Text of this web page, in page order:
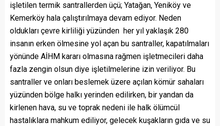
işletilen termik santrallerden üçü; Yatağan, Yeniköy ve
Kemerköy hala çalıştırılmaya devam ediyor. Neden
oldukları çevre kirliliği yüzünden her yıl yaklaşık 280
insanın erken ölmesine yol açan bu santraller, kapatılmaları
yönünde AİHM kararı olmasına rağmen işletmecileri daha
fazla zengin olsun diye işletilmelerine izin veriliyor. Bu
santraller ve onları beslemek üzere açılan kömür sahaları
yüzünden bölge halkı yerinden edilirken, bir yandan da
kirlenen hava, su ve toprak nedeni ile halk ölümcül
hastalıklara mahkum ediliyor, gelecek kuşakların gıda ve su